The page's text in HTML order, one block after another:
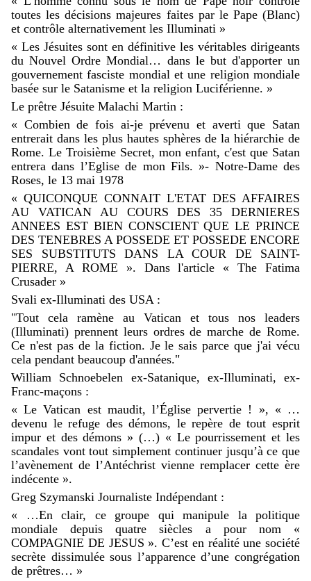
toutes les décisions majeures faites par le Pape (Blanc)
et contrôle alternativement les Illuminati »
« Les Jésuites sont en définitive les véritables dirigeants
du Nouvel Ordre Mondial… dans le but d'apporter un
gouvernement fasciste mondial et une religion mondiale
basée sur le Satanisme et la religion Luciférienne. »
Le prêtre Jésuite Malachi Martin :
« Combien de fois ai-je prévenu et averti que Satan
entrerait dans les plus hautes sphères de la hiérarchie de
Rome. Le Troisième Secret, mon enfant, c'est que Satan
entrera dans l’Eglise de mon Fils. »- Notre-Dame des
Roses, le 13 mai 1978
« QUICONQUE CONNAIT L'ETAT DES AFFAIRES
AU VATICAN AU COURS DES 35 DERNIERES
ANNEES EST BIEN CONSCIENT QUE LE PRINCE
DES TENEBRES A POSSEDE ET POSSEDE ENCORE
SES SUBSTITUTS DANS LA COUR DE SAINT-
PIERRE, A ROME ». Dans l'article « The Fatima
Crusader »
Svali ex-Illuminati des USA :
"Tout cela ramène au Vatican et tous nos leaders
(Illuminati) prennent leurs ordres de marche de Rome.
Ce n'est pas de la fiction. Je le sais parce que j'ai vécu
cela pendant beaucoup d'années."
William Schnoebelen ex-Satanique, ex-Illuminati, ex-
Franc-maçons :
« Le Vatican est maudit, l’Église pervertie ! », « …
devenu le refuge des démons, le repère de tout esprit
impur et des démons » (…) « Le pourrissement et les
scandales vont tout simplement continuer jusqu’à ce que
l’avènement de l’Antéchrist vienne remplacer cette ère
indécente ».
Greg Szymanski Journaliste Indépendant :
« …En clair, ce groupe qui manipule la politique
mondiale depuis quatre siècles a pour nom «
COMPAGNIE DE JESUS ». C’est en réalité une société
secrète dissimulée sous l’apparence d’une congrégation
de prêtres… »